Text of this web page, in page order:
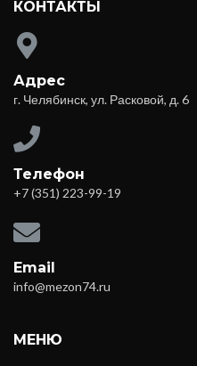
КОНТАКТЫ
Адрес
г. Челябинск, ул. Расковой, д. 6
Телефон
+7 (351) 223-99-19
Email
info@mezon74.ru
МЕНЮ